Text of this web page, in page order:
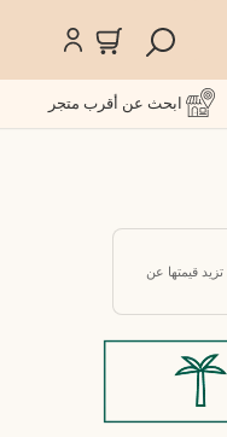
ابحث عن أقرب متجر
قيمتها عن